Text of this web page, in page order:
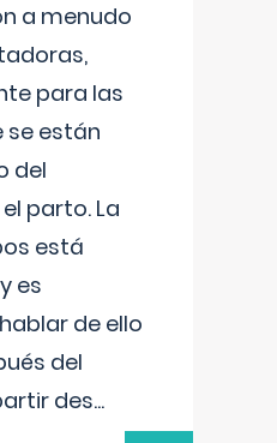
a menudo
para las
se están
del
parto. La
está
es
de ello
del
des...